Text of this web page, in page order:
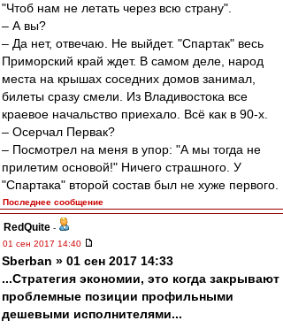
"Чтоб нам не летать через всю страну".
– А вы?
– Да нет, отвечаю. Не выйдет. "Спартак" весь
Приморский край ждет. В самом деле, народ
места на крышах соседних домов занимал,
билеты сразу смели. Из Владивостока все
краевое начальство приехало. Всё как в 90-х.
– Осерчал Первак?
– Посмотрел на меня в упор: "А мы тогда не
прилетим основой!" Ничего страшного. У
"Спартака" второй состав был не хуже первого.
Последнее сообщение
RedQuite -
01 сен 2017 14:40
Sberban » 01 сен 2017 14:33
...Стратегия экономии, это когда закрывают
проблемные позиции профильными
дешевыми исполнителями...